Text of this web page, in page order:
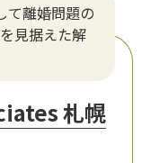
て離婚問題の
見据えた解
札幌